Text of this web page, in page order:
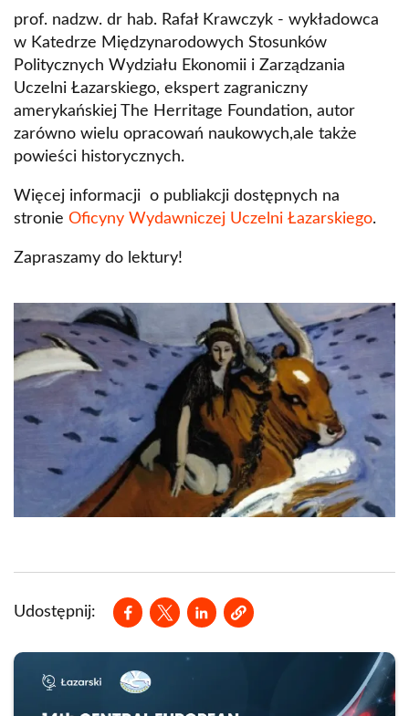
prof. nadzw. dr hab. Rafał Krawczyk - wykładowca
w Katedrze Międzynarodowych Stosunków
Politycznych Wydziału Ekonomii i Zarządzania
Uczelni Łazarskiego, ekspert zagraniczny
amerykańskiej The Herritage Foundation, autor
zarówno wielu opracowań naukowych,ale także
powieści historycznych.
Więcej informacji o publiakcji dostępnych na
stronie Oficyny Wydawniczej Uczelni Łazarskiego.
Zapraszamy do lektury!
Udostępnij:
Opens in a new window
Opens in a new window
Opens in a new window